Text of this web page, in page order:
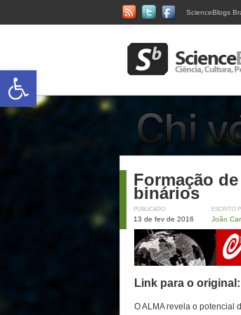
ScienceBlogs
Formação
binários
PUBLICADO
13 de fev de 2016
ESCRITO
João
Link para o original:
O ALMA revela o potencial
Abrir a barra de